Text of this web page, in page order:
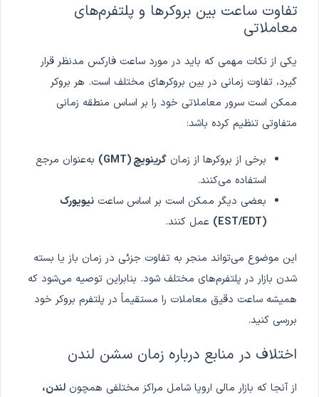
تفاوت ساعت بین بروکرها و پلتفرم‌های
معاملاتی
یکی از نکات مهمی که باید در مورد ساعت فارکس مدنظر قرار
گیرد، تفاوت زمانی در بین بروکرهای مختلف است. هر بروکر
ممکن است سرور معاملاتی خود را بر اساس منطقه زمانی
متفاوتی تنظیم کرده باشد:
برخی از بروکرها از زمانگرینویچ (GMT)
به‌عنوان مرجع
استفاده می‌کنند.
بعضی دیگر ممکن است بر اساس ساعتنیویورک
(EST/EDT)
عمل کنند.
این موضوع می‌تواند منجر به تفاوت جزئی در زمان باز یا بسته
شدن بازار در پلتفرم‌های مختلف شود. بنابراین توصیه می‌شود که
همیشه ساعت دقیق معاملات را مستقیماً در پلتفرم بروکر خود
بررسی کنید.
اختلاف در منابع درباره زمان سشن لندن
از آنجا که بازار مالی اروپا شامل مراکز مختلفی همچون لندن،